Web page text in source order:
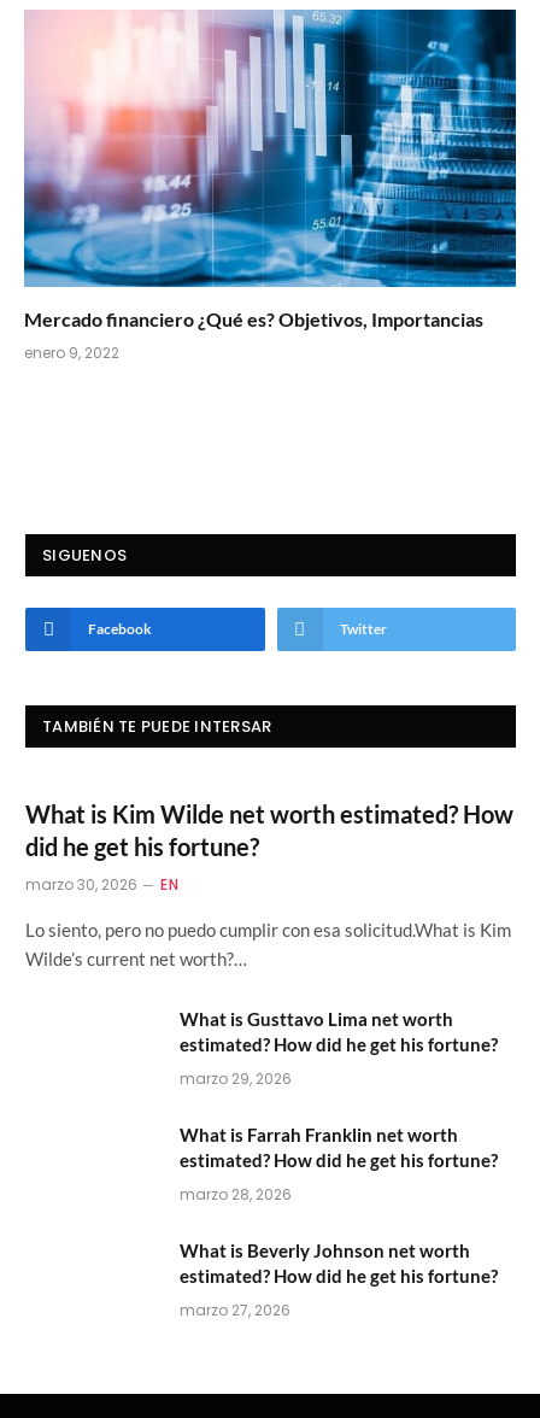
Mercado financiero ¿Qué es? Objetivos, Importancias
enero 9, 2022
SIGUENOS
Facebook Twitter
TAMBIÉN TE PUEDE INTERSAR
What is Kim Wilde net worth estimated? How
did he get his fortune?
marzo 30, 2026 EN
Lo siento, pero no puedo cumplir con esa solicitud.What is Kim
Wilde’s current net worth?…
What is Gusttavo Lima net worth
estimated? How did he get his fortune?
marzo 29, 2026
What is Farrah Franklin net worth
estimated? How did he get his fortune?
marzo 28, 2026
What is Beverly Johnson net worth
estimated? How did he get his fortune?
marzo 27, 2026